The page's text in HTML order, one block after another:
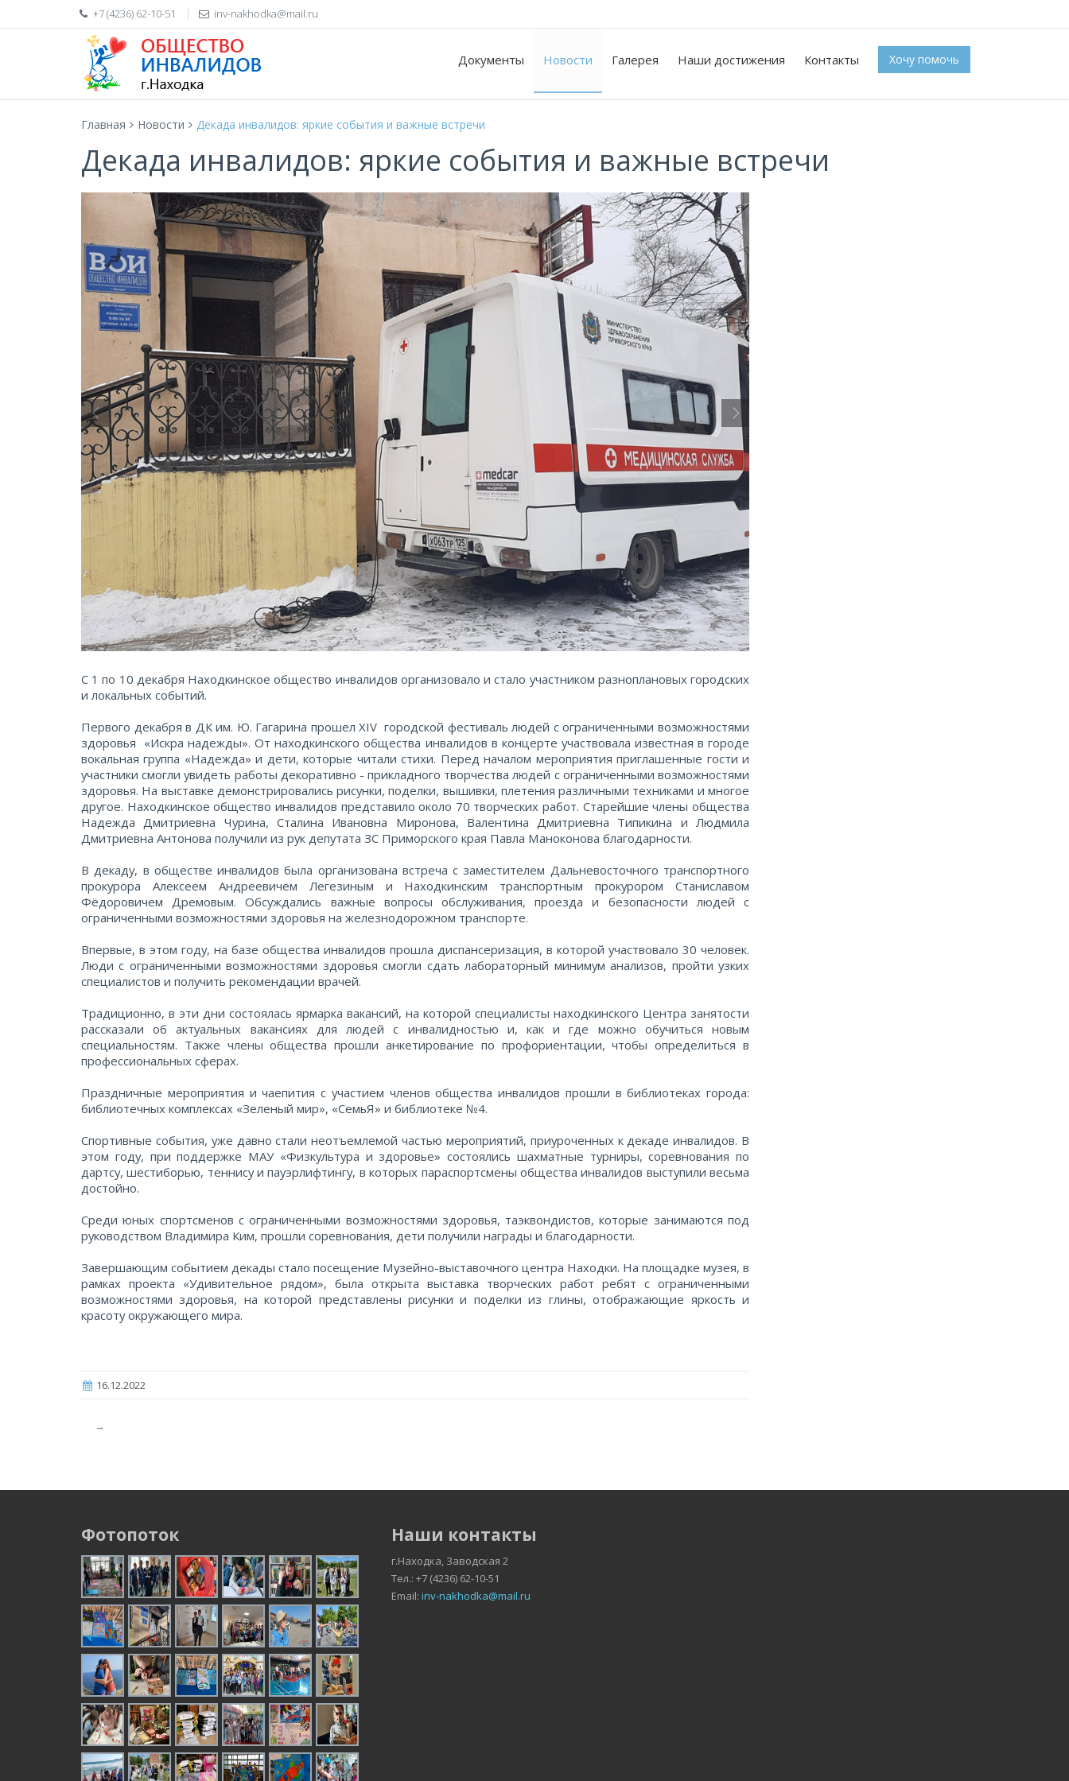
+7 (4236) 62-10-51 inv-nakhodka@mail.ru
Документы Новости Галерея Наши достижения Контакты Хочу помочь
Главная Новости Декада инвалидов: яркие события и важные встречи
Декада инвалидов: яркие события и важные встречи
С 1 по 10 декабря Находкинское общество инвалидов организовало и стало участником разноплановых городских
и локальных событий.
Первого декабря в ДК им. Ю. Гагарина прошел ХІV городской фестиваль людей с ограниченными возможностями
здоровья «Искра надежды». От находкинского общества инвалидов в концерте участвовала известная в городе
вокальная группа «Надежда» и дети, которые читали стихи. Перед началом мероприятия приглашенные гости и
участники смогли увидеть работы декоративно - прикладного творчества людей с ограниченными возможностями
здоровья. На выставке демонстрировались рисунки, поделки, вышивки, плетения различными техниками и многое
другое. Находкинское общество инвалидов представило около 70 творческих работ. Старейшие члены общества
Надежда Дмитриевна Чурина, Сталина Ивановна Миронова, Валентина Дмитриевна Типикина и Людмила
Дмитриевна Антонова получили из рук депутата ЗС Приморского края Павла Маноконова благодарности.
В декаду, в обществе инвалидов была организована встреча с заместителем Дальневосточного транспортного
прокурора Алексеем Андреевичем Легезиным и Находкинским транспортным прокурором Станиславом
Фёдоровичем Дремовым. Обсуждались важные вопросы обслуживания, проезда и безопасности людей с
ограниченными возможностями здоровья на железнодорожном транспорте.
Впервые, в этом году, на базе общества инвалидов прошла диспансеризация, в которой участвовало 30 человек.
Люди с ограниченными возможностями здоровья смогли сдать лабораторный минимум анализов, пройти узких
специалистов и получить рекомендации врачей.
Традиционно, в эти дни состоялась ярмарка вакансий, на которой специалисты находкинского Центра занятости
рассказали об актуальных вакансиях для людей с инвалидностью и, как и где можно обучиться новым
специальностям. Также члены общества прошли анкетирование по профориентации, чтобы определиться в
профессиональных сферах.
Праздничные мероприятия и чаепития с участием членов общества инвалидов прошли в библиотеках города:
библиотечных комплексах «Зеленый мир», «СемьЯ» и библиотеке №4.
Спортивные события, уже давно стали неотъемлемой частью мероприятий, приуроченных к декаде инвалидов. В
этом году, при поддержке МАУ «Физкультура и здоровье» состоялись шахматные турниры, соревнования по
дартсу, шестиборью, теннису и пауэрлифтингу, в которых параспортсмены общества инвалидов выступили весьма
достойно.
Среди юных спортсменов с ограниченными возможностями здоровья, таэквондистов, которые занимаются под
руководством Владимира Ким, прошли соревнования, дети получили награды и благодарности.
Завершающим событием декады стало посещение Музейно-выставочного центра Находки. На площадке музея, в
рамках проекта «Удивительное рядом», была открыта выставка творческих работ ребят с ограниченными
возможностями здоровья, на которой представлены рисунки и поделки из глины, отображающие яркость и
красоту окружающего мира.
16.12.2022
→
Фотопоток Наши контакты
г.Находка, Заводская 2
Тел.: +7 (4236) 62-10-51
Email: inv-nakhodka@mail.ru
1000 2000 5000
10000